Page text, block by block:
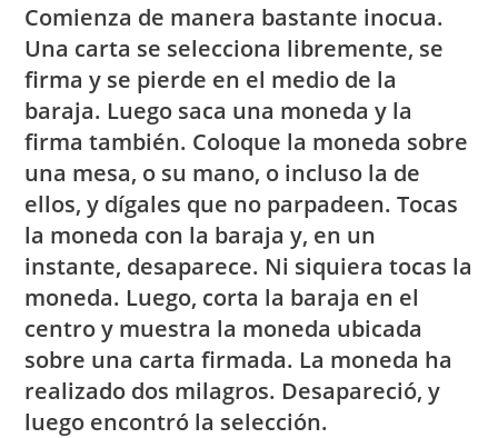
Comienza de manera bastante inocua.
Una carta se selecciona libremente, se
firma y se pierde en el medio de la
baraja. Luego saca una moneda y la
firma también. Coloque la moneda sobre
una mesa, o su mano, o incluso la de
ellos, y dígales que no parpadeen. Tocas
la moneda con la baraja y, en un
instante, desaparece. Ni siquiera tocas la
moneda. Luego, corta la baraja en el
centro y muestra la moneda ubicada
sobre una carta firmada. La moneda ha
realizado dos milagros. Desapareció, y
luego encontró la selección.